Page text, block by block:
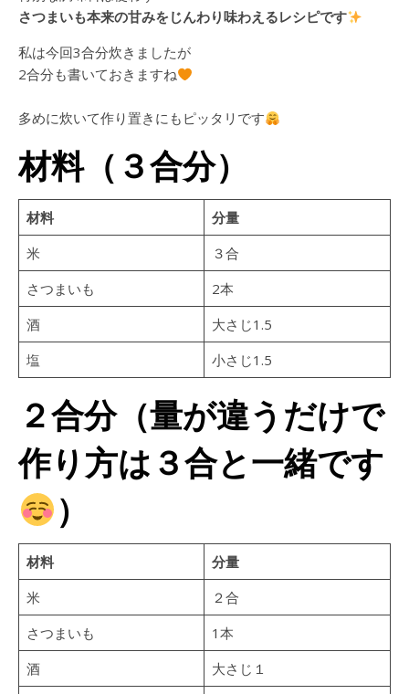
さつまいも本来の甘みをじんわり味わえるレシピです
私は今回3合分炊きましたが
2合分も書いておきますね
多めに炊いて作り置きにもピッタリです
材料（３合分）
材料
分量
米
３合
さつまいも
2本
酒
大さじ1.5
塩
小さじ1.5
２合分（量が違うだけで
作り方は３合と一緒です
）
材料
分量
米
２合
さつまいも
1本
酒
大さじ１